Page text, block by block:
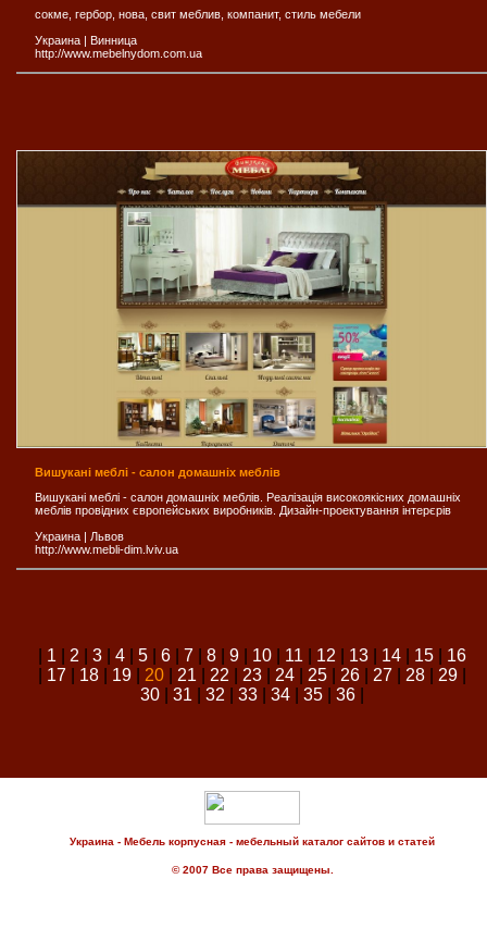
сокме, гербор, нова, свит меблив, компанит, стиль мебели
Украина | Винница
http://www.mebelnydom.com.ua
Вишукані меблі - салон домашніх меблів
Вишукані меблі - салон домашніх меблів. Реалізація високоякісних домашніх
меблів провідних європейських виробників. Дизайн-проектування інтерєрів
Украина | Львов
http://www.mebli-dim.lviv.ua
1 2 3| 4| 5| 6| 7| 8| 9| 10| 11 12 13| 14| 15| 16
17| 18| 19| 20| 21 22 23| 24| 25| 26| 27| 28| 29|
30| 31 32 33| 34| 35| 36|
Украина - Мебель корпусная - мебельный каталог сайтов и статей
© 2007 Все права защищены.